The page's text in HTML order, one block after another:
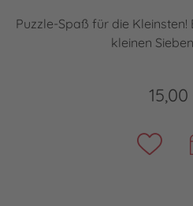
Puzzle-Spaß für die
kleinen